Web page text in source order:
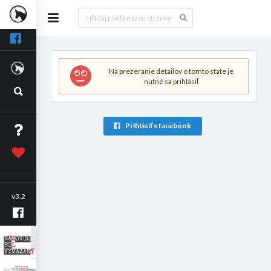
v3.2
Na prezeranie detailov o tomto state je
nutné sa prihlásiť
Prihlásiť s facebook